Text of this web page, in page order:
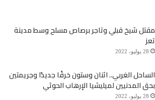
مقتل شيخ قبلي وتاجر برصاص مسلح وسط مدينة
تعز
28 يوليو، 2022
الساحل الغربي.. اثنان وستون خرقًا جديدًا وجريمتين
بحق المدنيين لميليشيا الإرهاب الحوثي
28 يوليو، 2022